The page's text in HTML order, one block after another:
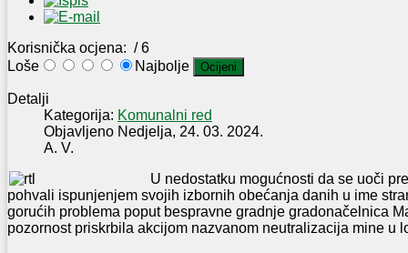
Korisnička ocjena: / 6
Loše
Najbolje
Detalji
Kategorija: Komunalni red
Objavljeno Nedjelja, 24. 03. 2024.
A. V.
U nedostatku mogućnosti da se uoči
pohvali ispunjenjem svojih izbornih obećanja danih u ime
gorućih problema poput bespravne gradnje gradonačelnica
pozornost priskrbila akcijom nazvanom neutralizacija mine u